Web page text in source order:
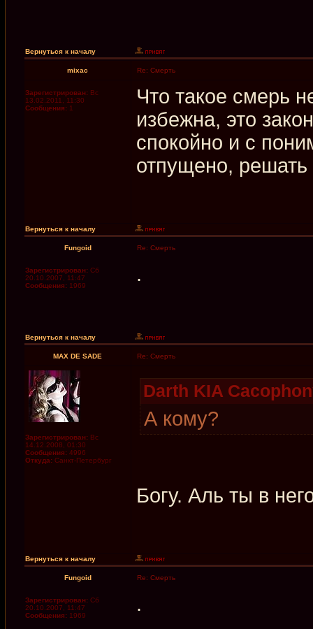
Вернуться к началу
mixac Re: Смерть
Зарегистрирован: Вс
13.02.2011, 11:30
Сообщения: 1
Что такое смерь
избежна, это
спокойно и с
отпущено,
Вернуться к началу
Fungoid Re: Смерть
Зарегистрирован: Сб
20.10.2007, 11:47
Сообщения: 1969
.
Вернуться к началу
MAX DE SADE Re: Смерть
Зарегистрирован: Вс
14.12.2008, 01:30
Сообщения: 4996
Откуда: Санкт-Петербург
Darth KIA
А кому?
Богу. Аль ты в
Вернуться к началу
Fungoid Re: Смерть
Зарегистрирован: Сб
20.10.2007, 11:47
Сообщения: 1969
.